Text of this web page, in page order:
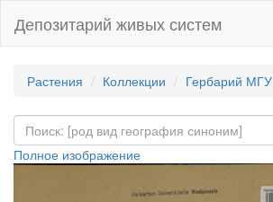
Депозитарий живых систем
Растения Коллекции Гербарий МГУ
Полное изображение